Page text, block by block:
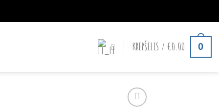
KREPŠELIS / €0.00 0